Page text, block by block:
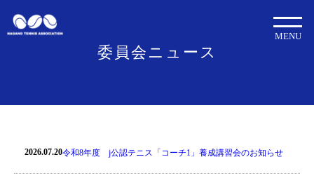
委員会ニュース
MENU
2026.07.20令和8年度 j公認テニス「コーチ1」養成講習会のお知らせ